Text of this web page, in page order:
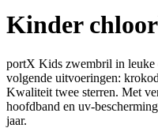
Kinder
portX Kids zwembril in leuke
volgende uitvoeringen:
Kwaliteit twee sterren. Met
hoofdband en uv-
jaar.